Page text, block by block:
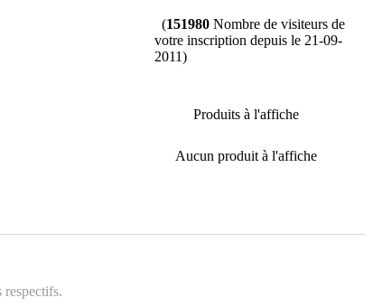
(151980Nombre de visiteurs de
votre inscription depuis le 21-09-
2011)
Produits à l'affiche
Aucun produit à l'affiche
respectifs.